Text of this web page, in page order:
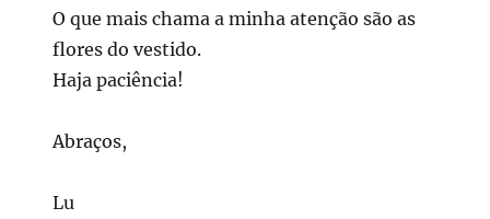
O que mais chama a minha atenção são as
flores do vestido.
Haja paciência!
Abraços,
Lu